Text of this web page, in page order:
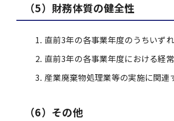
（5）財務体質の健全性
直前3年の各事業年度のうちいず
直前3年の各事業年度における経
産業廃棄物処理業等の実施に関連
（6）その他